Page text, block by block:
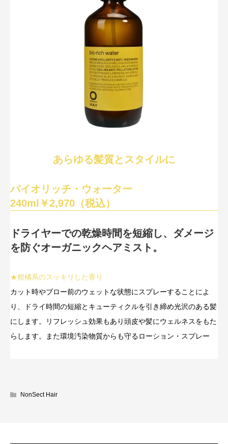
あらゆる髪質とスタイルに
バイオリッチ・ウォーター
240ml￥2,970（税込）
ドライヤーでの乾燥時間を短縮し、ダメージ
を防ぐオーガニックヘアミスト。
★柑橘系のスッキリした香り
カット時やブロー前のウェットな状態にスプレーすることによ
り、ドライ時間の短縮とキューティクルを引き締め光沢のある髪
にします。リフレッシュ効果もあり頭皮や髪にウェルネスをもた
らします。また環境汚染物質からも守るローション・スプレー
NonSect Hair